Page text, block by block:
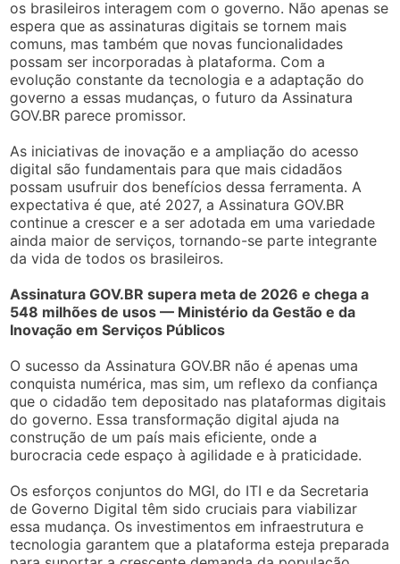
os brasileiros interagem com o governo. Não apenas se
espera que as assinaturas digitais se tornem mais
comuns, mas também que novas funcionalidades
possam ser incorporadas à plataforma. Com a
evolução constante da tecnologia e a adaptação do
governo a essas mudanças, o futuro da Assinatura
GOV.BR parece promissor.
As iniciativas de inovação e a ampliação do acesso
digital são fundamentais para que mais cidadãos
possam usufruir dos benefícios dessa ferramenta. A
expectativa é que, até 2027, a Assinatura GOV.BR
continue a crescer e a ser adotada em uma variedade
ainda maior de serviços, tornando-se parte integrante
da vida de todos os brasileiros.
Assinatura GOV.BR supera meta de 2026 e chega a
548 milhões de usos — Ministério da Gestão e da
Inovação em Serviços Públicos
O sucesso da Assinatura GOV.BR não é apenas uma
conquista numérica, mas sim, um reflexo da confiança
que o cidadão tem depositado nas plataformas digitais
do governo. Essa transformação digital ajuda na
construção de um país mais eficiente, onde a
burocracia cede espaço à agilidade e à praticidade.
Os esforços conjuntos do MGI, do ITI e da Secretaria
de Governo Digital têm sido cruciais para viabilizar
essa mudança. Os investimentos em infraestrutura e
tecnologia garantem que a plataforma esteja preparada